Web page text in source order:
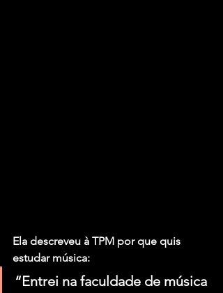
Ela descreveu à TPM por que quis
estudar música:
“Entrei na faculdade de música